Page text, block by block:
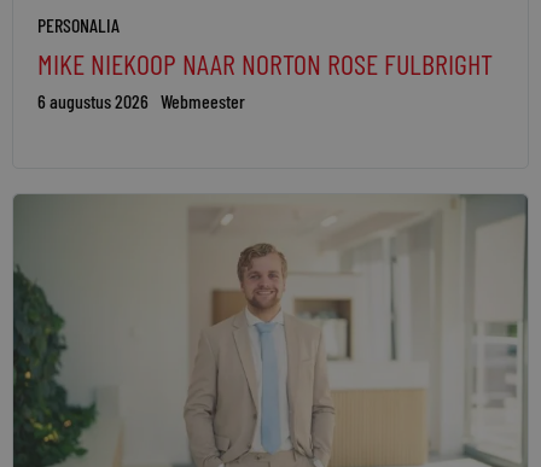
PERSONALIA
MIKE NIEKOOP NAAR NORTON ROSE FULBRIGHT
6 augustus 2026 Webmeester